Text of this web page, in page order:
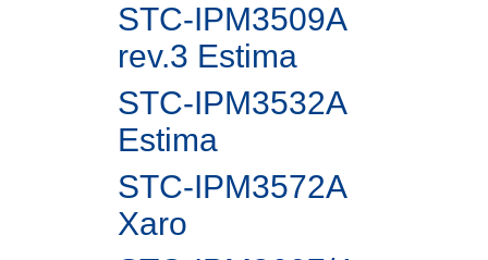
STC-IPM3509A
rev.3 Estima
STC-IPM3532A
Estima
STC-IPM3572A
Xaro